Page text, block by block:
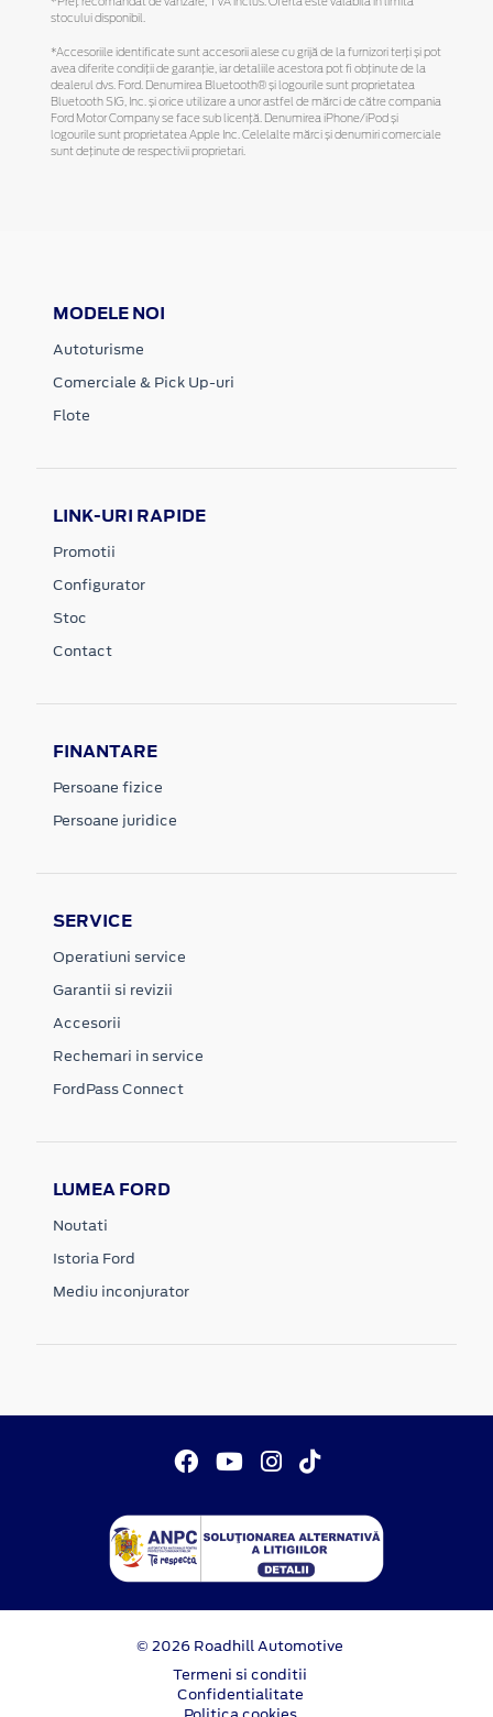
*Preţ recomandat de vânzare, TVA inclus. Oferta este valabilă în limita
stocului disponibil.
*Accesoriile identificate sunt accesorii alese cu grijă de la furnizori terți și pot
avea diferite condiții de garanție, iar detaliile acestora pot fi obținute de la
dealerul dvs. Ford. Denumirea Bluetooth® și logourile sunt proprietatea
Bluetooth SIG, Inc. și orice utilizare a unor astfel de mărci de către compania
Ford Motor Company se face sub licență. Denumirea iPhone/iPod și
logourile sunt proprietatea Apple Inc. Celelalte mărci și denumiri comerciale
sunt deținute de respectivii proprietari.
MODELE NOI
Autoturisme
Comerciale & Pick Up-uri
Flote
LINK-URI RAPIDE
Promotii
Configurator
Stoc
Contact
FINANTARE
Persoane fizice
Persoane juridice
SERVICE
Operatiuni service
Garantii si revizii
Accesorii
Rechemari in service
FordPass Connect
LUMEA FORD
Noutati
Istoria Ford
Mediu inconjurator
© 2026 Roadhill Automotive
Termeni si conditii
Confidentialitate